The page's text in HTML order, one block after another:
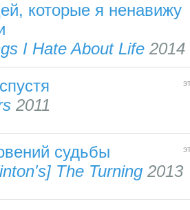
которые я ненавижу
I Hate About Life 2014
2011
судьбы
The Turning 2013